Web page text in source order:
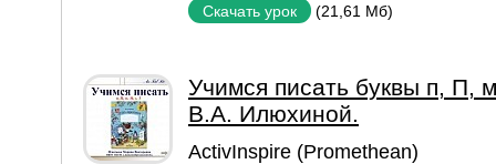
Скачать урок (21,61 Мб)
Учимся писать буквы п, П,
В.А. Илюхиной.
ActivInspire (Promethean)